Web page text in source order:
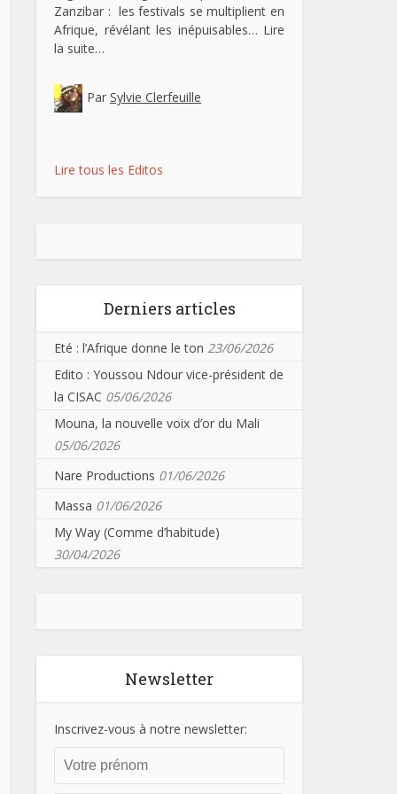
Zanzibar : les festivals se multiplient en
Afrique, révélant les inépuisables… Lire
la suite…
Par Sylvie Clerfeuille
Lire tous les Editos
Derniers articles
Eté : l’Afrique donne le ton 23/06/2026
Edito : Youssou Ndour vice-président de
la CISAC 05/06/2026
Mouna, la nouvelle voix d’or du Mali
05/06/2026
Nare Productions 01/06/2026
Massa 01/06/2026
My Way (Comme d’habitude)
30/04/2026
Newsletter
Inscrivez-vous à notre newsletter: